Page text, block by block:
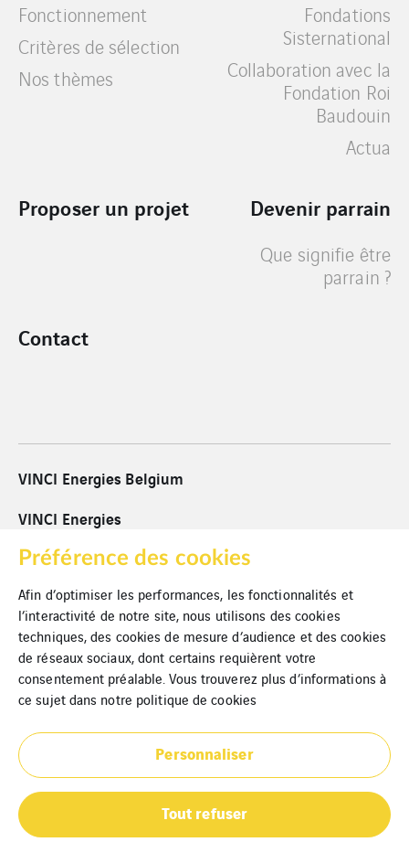
Fonctionnement
Critères de sélection
Nos thèmes
Fondations
Sisternational
Collaboration avec la
Fondation Roi
Baudouin
Actua
Proposer un projet Devenir parrain
Que signifie être
parrain ?
Contact
VINCI Energies Belgium
VINCI Energies
VINCI
Cookies
Mentions légales
Politique de confidentialité
Partenaires
Préférence des cookies
Afin d’optimiser les performances, les fonctionnalités et
l’interactivité de notre site, nous utilisons des cookies
techniques, des cookies de mesure d’audience et des cookies
de réseaux sociaux, dont certains requièrent votre
consentement préalable. Vous trouverez plus d’informations à
ce sujet dans notre politique de cookies
Personnaliser
Tout refuser